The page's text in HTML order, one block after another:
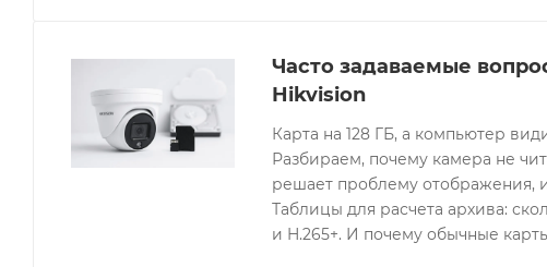
Часто задаваемые
Hikvision
Карта на 128 ГБ, а компьютер
Разбираем, почему камера не
решает проблему отображения,
Таблицы для расчета архива:
и H.265+. И почему обычные